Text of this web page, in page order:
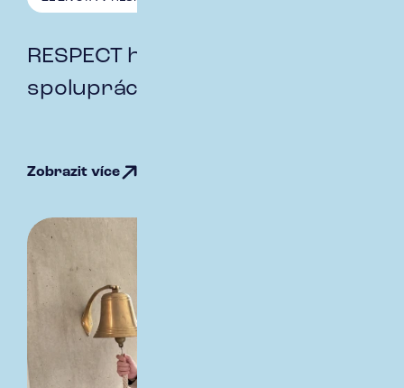
RESPECT hodnoty - týmová
spolupráce
Zobrazit více